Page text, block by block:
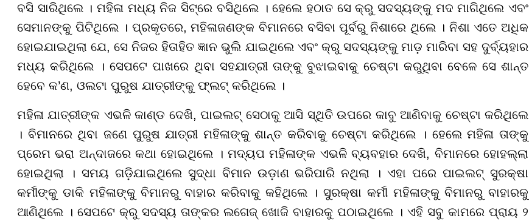
ବସି ସାରିଥିଲେ । ମହିଳା ମଧ୍ୟ ନିଜ ସିଟ୍ରେ ବସିଥିଲେ । ହେଲେ ହଠାତ ସେ କ୍ରୁ ସଦସ୍ୟଙ୍କୁ ମଦ ମାଗିଥିଲେ ଏବଂ
ସେମାନଙ୍କୁ ପିଟିଥିଲେ । ପ୍ରକୃତରେ, ମହିଳାଜଣଙ୍କ ବିମାନରେ ବସିବା ପୂର୍ବରୁ ନିଶାରେ ଥିଲେ । ନିଶା ଏତେ ଅଧିକ
ହୋଇଯାଇଥିଲା ଯେ, ସେ ନିଜର ହିତାହିତ ଜ୍ଞାନ ଭୁଲି ଯାଇଥିଲେ ଏବଂ କ୍ରୁ ସଦସ୍ୟଙ୍କୁ ମାଡ଼ ମାରିବା ସହ ଦୁର୍ବ୍ୟହାର
ମଧ୍ୟ କରିଥିଲେ । ସେପଟେ ପାଖରେ ଥିବା ସହଯାତ୍ରୀ ତାଙ୍କୁ ବୁଝାଇବାକୁ ଚେଷ୍ଟା କରୁଥିବା ବେଳେ ସେ ଶାନ୍ତ
ହେବେ କ’ଣ, ଓଲଟା ପୁରୁଷ ଯାତ୍ରୀଙ୍କୁ ଫ୍ଲଟ୍ କରିଥିଲେ ।
ମହିଳା ଯାତ୍ରୀଙ୍କ ଏଭଳି କାଣ୍ଡ ଦେଖି, ପାଇଲଟ୍ ସେଠାକୁ ଆସି ସ୍ଥିତି ଉପରେ କାବୁ ଆଣିବାକୁ ଚେଷ୍ଟା କରିଥିଲେ
। ବିମାନରେ ଥିବା ଜଣେ ପୁରୁଷ ଯାତ୍ରୀ ମହିଳାଙ୍କୁ ଶାନ୍ତ କରିବାକୁ ଚେଷ୍ଟା କରିଥିଲେ । ହେଲେ ମହିଳା ତାଙ୍କୁ
ପ୍ରେମ ଭରା ଅନ୍ଦାଜରେ କଥା ହୋଇଥିଲେ । ମଦ୍ୟପ ମହିଳାଙ୍କ ଏଭଳି ବ୍ୟବହାର ଦେଖି, ବିମାନରେ ହୋହଲ୍ଲା
ହୋଇଥିଲା । ସମୟ ଗଡ଼ିଯାଇଥିଲେ ସୁଦ୍ଧା ବିମାନ ଉଡ଼ାଣ ଭରିପାରି ନଥିଲା । ଏହା ପରେ ପାଇଲଟ୍ ସୁରକ୍ଷା
କର୍ମୀଙ୍କୁ ଡାକି ମହିଳାଙ୍କୁ ବିମାନରୁ ବାହାର କରିବାକୁ କହିଥିଲେ । ସୁରକ୍ଷା କର୍ମୀ ମହିଳାଙ୍କୁ ବିମାନରୁ ବାହାରକୁ
ଆଣିଥିଲେ । ସେପଟେ କ୍ରୁ ସଦସ୍ୟ ତାଙ୍କର ଲଗେଜ୍ ଖୋଜି ବାହାରକୁ ପଠାଇଥିଲେ । ଏହି ସବୁ କାମରେ ପ୍ରାୟ ୨